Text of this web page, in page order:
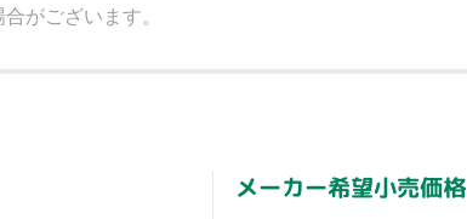
がございます。
メーカー希望小売価格